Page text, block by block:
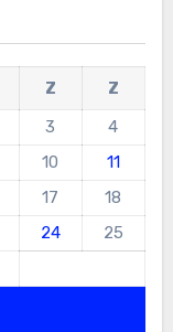
Z
Z
3
4
10
11
17
18
24
25